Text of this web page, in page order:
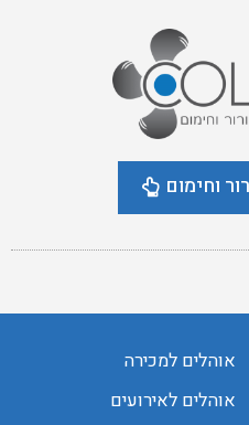
וחימום
אוהלים למכירה
אוהלים לאירועים